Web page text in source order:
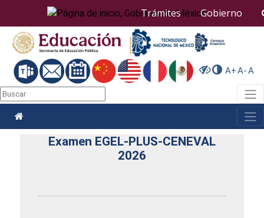
sitio
web
incluye
sistema
accesibilidad.
Trámites Gobierno
A+A-A
Examen EGEL-PLUS-CENEVAL
2026